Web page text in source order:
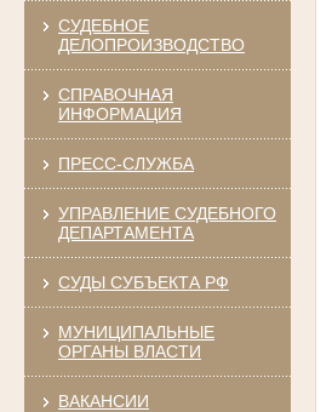
СУДЕБНОЕ
ДЕЛОПРОИЗВОДСТВО
СПРАВОЧНАЯ
ИНФОРМАЦИЯ
ПРЕСС-СЛУЖБА
УПРАВЛЕНИЕ СУДЕБНОГО
ДЕПАРТАМЕНТА
СУДЫ СУБЪЕКТА РФ
МУНИЦИПАЛЬНЫЕ
ОРГАНЫ ВЛАСТИ
ВАКАНСИИ